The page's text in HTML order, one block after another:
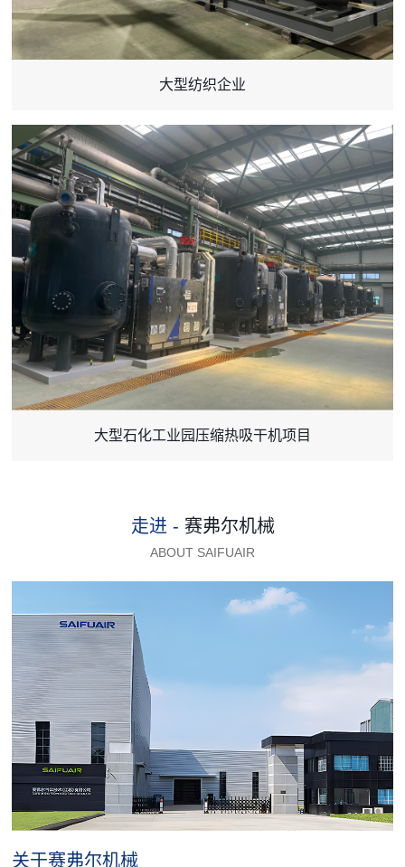
大型纺织企业
大型石化工业园压缩热吸干机项目
走进 - 赛弗尔机械
ABOUT SAIFUAIR
关于赛弗尔机械